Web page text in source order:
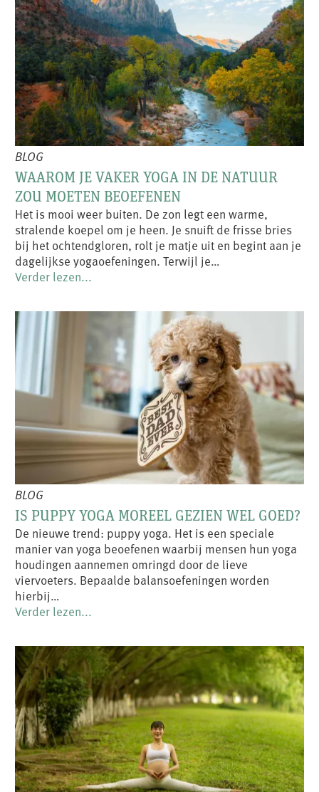
BLOG
WAAROM JE VAKER YOGA IN DE NATUUR
ZOU MOETEN BEOEFENEN
Het is mooi weer buiten. De zon legt een warme,
stralende koepel om je heen. Je snuift de frisse bries
bij het ochtendgloren, rolt je matje uit en begint aan je
dagelijkse yogaoefeningen. Terwijl je…
Verder lezen...
BLOG
IS PUPPY YOGA MOREEL GEZIEN WEL GOED?
De nieuwe trend: puppy yoga. Het is een speciale
manier van yoga beoefenen waarbij mensen hun yoga
houdingen aannemen omringd door de lieve
viervoeters. Bepaalde balansoefeningen worden
hierbij…
Verder lezen...